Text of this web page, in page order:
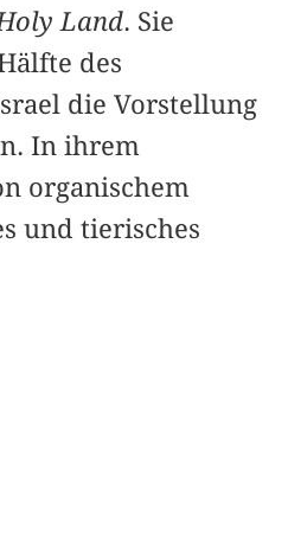
Land. Sie
des
die Vorstellung
In ihrem
organischem
und tierisches